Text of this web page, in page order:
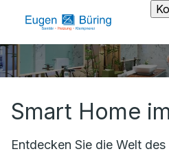
Smart Home
Entdecken Sie die Welt des